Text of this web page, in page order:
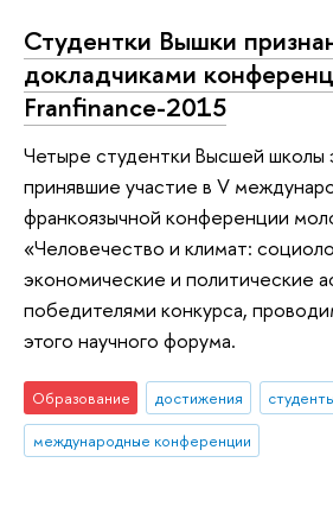
Студентки Вышки
докладчиками
Franfinance-2015
Четыре студентки Высшей школы
принявшие участие в V
франкоязычной конференции
«Человечество и климат:
экономические и политические
победителями конкурса,
этого научного форума.
Образование достижения студенты
международные конференции